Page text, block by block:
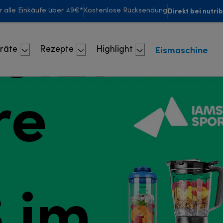
alle Einkäufe über 49€* Kostenlose Rücksendung Direkt bei
Rezepte Highlight Eismaschine